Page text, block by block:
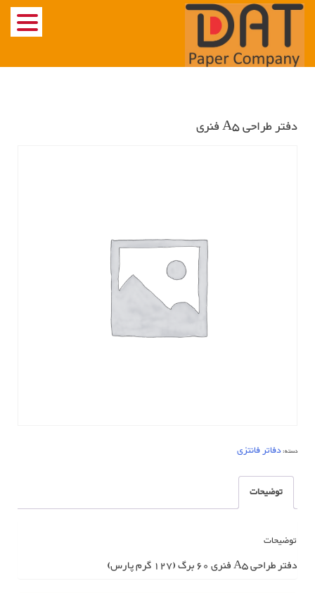
Skip
دفتر طراحی A5 فنری
دسته:دفاتر فانتزی
توضیحات
توضیحات
دفتر طراحی A5 فنری 60 برگ (127 گرم پارس)